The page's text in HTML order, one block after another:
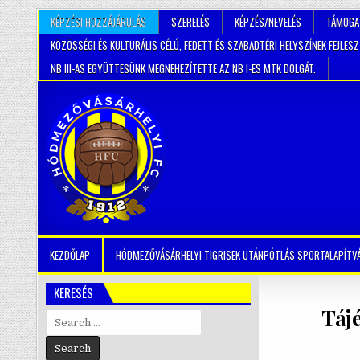
KÉPZÉSI HOZZÁJÁRULÁS SZERELÉS KÉPZÉS/NEVELÉS
KÖZÖSSÉGI ÉS KULTURÁLIS CÉLÚ, FEDETT ÉS SZABADTÉRI HELYSZÍNEK
NB III-AS EGYÜTTESÜNK MEGNEHEZÍTETTE AZ NB I-ES MTK DOLGÁT.
KEZDŐLAP HÓDMEZŐVÁSÁRHELYI TIGRISEK UTÁNPÓTLÁS
KERESÉS
Search
for: